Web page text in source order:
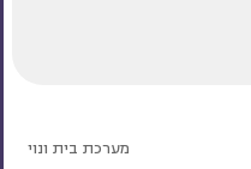
מערכת בית ונוי